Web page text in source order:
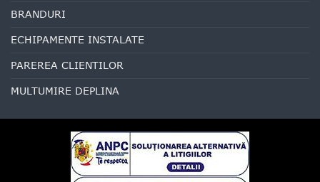
BRANDURI
ECHIPAMENTE INSTALATE
PAREREA CLIENTILOR
MULTUMIRE DEPLINA